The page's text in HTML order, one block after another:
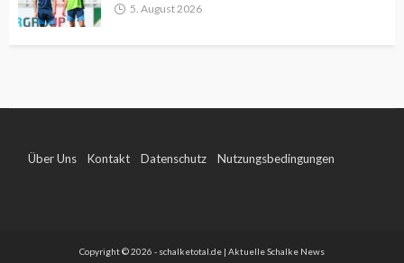
5. August 2026
Über Uns Kontakt Datenschutz Nutzungsbedingungen
Copyright © 2026 - schalketotal.de | Aktuelle Schalke News